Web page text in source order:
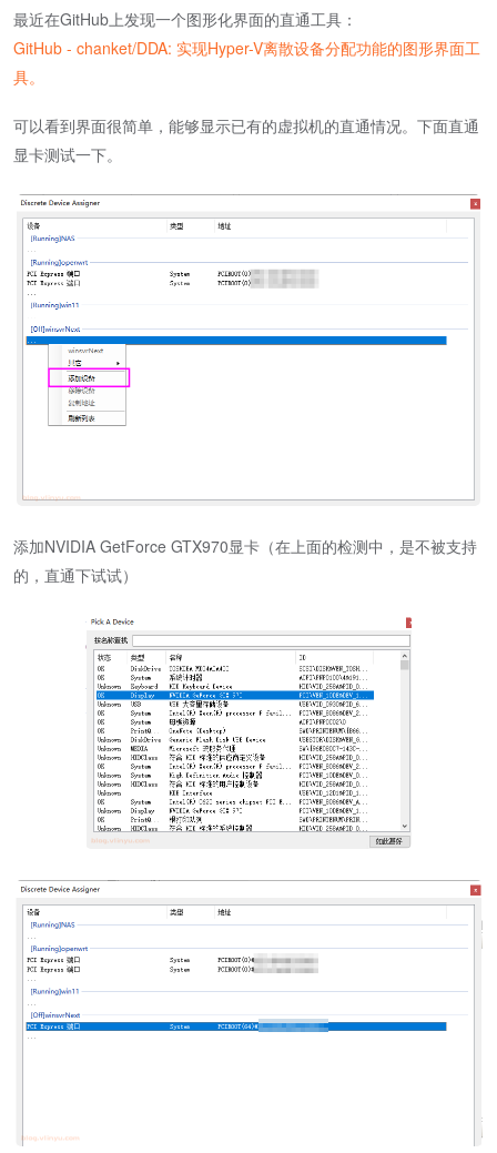
最近在GitHub上发现一个图形化界面的直通工具：
GitHub - chanket/DDA: 实现Hyper-V离散设备分配功能的图形界面工
具。
可以看到界面很简单，能够显示已有的虚拟机的直通情况。下面直通
显卡测试一下。
添加NVIDIA GetForce GTX970显卡（在上面的检测中，是不被支持
的，直通下试试）